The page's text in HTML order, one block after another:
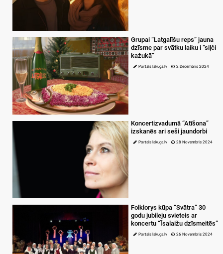
Grupai “Latgalīšu reps” jauna
dzīsme par svātku laiku i “siļči
kažukā”
Portals lakuga.lv 2 Decembris 2024
Koncertizvadumā “Atīšona”
izskanēs ari seši jaundorbi
Portals lakuga.lv 28 Novembris 2024
Folklorys kūpa “Svātra” 30
godu jubileju svieteis ar
koncertu “Īsalaižu dzīsmeitēs”
Portals lakuga.lv 26 Novembris 2024